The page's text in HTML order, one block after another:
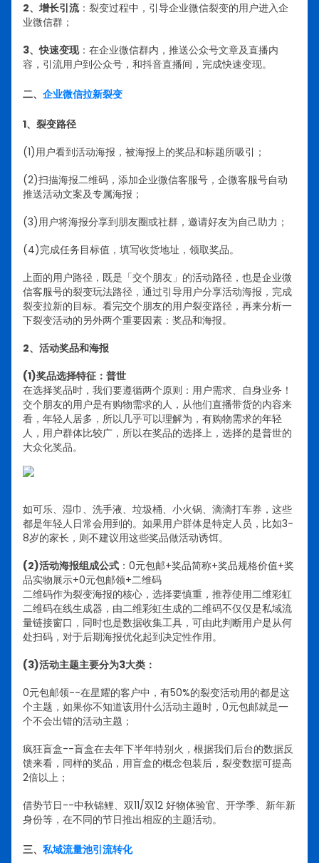
2、增长引流：裂变过程中，引导企业微信裂变的用户进入企
业微信群；
3、快速变现：在企业微信群内，推送公众号文章及直播内
容，引流用户到公众号，和抖音直播间，完成快速变现。
二、 企业微信拉新裂变
1、裂变路径
(1)用户看到活动海报，被海报上的奖品和标题所吸引；
(2)扫描海报二维码，添加企业微信客服号，企微客服号自动
推送活动文案及专属海报；
(3)用户将海报分享到朋友圈或社群，邀请好友为自己助力；
(4)完成任务目标值，填写收货地址，领取奖品。
上面的用户路径，既是「交个朋友」的活动路径，也是企业微
信客服号的裂变玩法路径，通过引导用户分享活动海报，完成
裂变拉新的目标。看完交个朋友的用户裂变路径，再来分析一
下裂变活动的另外两个重要因素：奖品和海报。
2、活动奖品和海报
(1)奖品选择特征：普世
在选择奖品时，我们要遵循两个原则：用户需求、自身业务！
交个朋友的用户是有购物需求的人，从他们直播带货的内容来
看，年轻人居多，所以几乎可以理解为，有购物需求的年轻
人，用户群体比较广，所以在奖品的选择上，选择的是普世的
大众化奖品。
如可乐、湿巾、洗手液、垃圾桶、小火锅、滴滴打车券，这些
都是年轻人日常会用到的。如果用户群体是特定人员，比如3-
8岁的家长，则不建议用这些奖品做活动诱饵。
(2)活动海报组成公式 ：0元包邮+奖品简称+奖品规格价值+奖
品实物展示+0元包邮领+二维码
二维码作为裂变海报的核心，选择要慎重，推荐使用二维彩虹
二维码在线生成器，由二维彩虹生成的二维码不仅仅是私域流
量链接窗口，同时也是数据收集工具，可由此判断用户是从何
处扫码，对于后期海报优化起到决定性作用。
(3)活动主题主要分为3大类：
0元包邮领--在星耀的客户中，有50%的裂变活动用的都是这
个主题，如果你不知道该用什么活动主题时，0元包邮就是一
个不会出错的活动主题；
疯狂盲盒--盲盒在去年下半年特别火，根据我们后台的数据反
馈来看，同样的奖品，用盲盒的概念包装后，裂变数据可提高
2倍以上；
借势节日--中秋锦鲤、双11/双12 好物体验官、开学季、新年新
身份等，在不同的节日推出相应的主题活动。
三、 私域流量池引流转化